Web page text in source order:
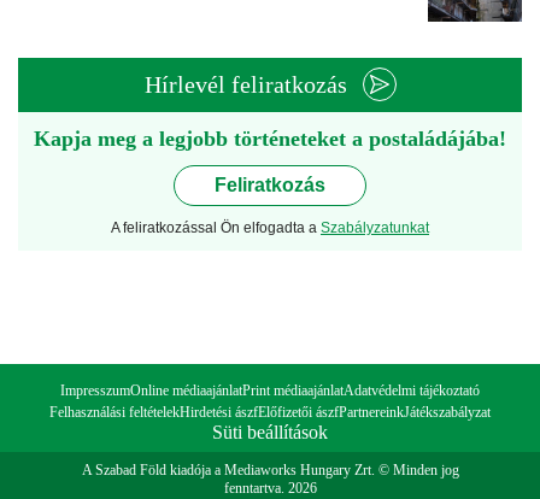
Hírlevél feliratkozás
Kapja meg a legjobb történeteket a postaládájába!
Feliratkozás
A feliratkozással Ön elfogadta a Szabályzatunkat
ImpresszumOnline médiaajánlatPrint médiaajánlatAdatvédelmi tájékoztató
Felhasználási feltételekHirdetési ászfElőfizetői ászfPartnereinkJátékszabályzat
Süti beállítások
A Szabad Föld kiadója a Mediaworks Hungary Zrt. © Minden jog
fenntartva. 2026